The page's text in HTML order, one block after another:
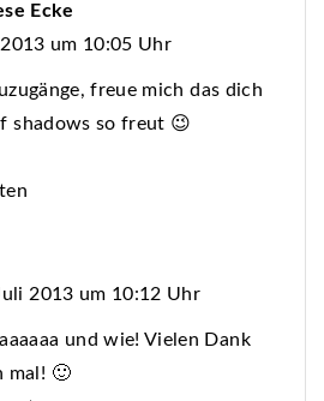
Ecke
um 10:05 Uhr
freue mich das dich
shadows so freut 😉
2013 um 10:12 Uhr
und wie! Vielen Dank
mal! 🙂